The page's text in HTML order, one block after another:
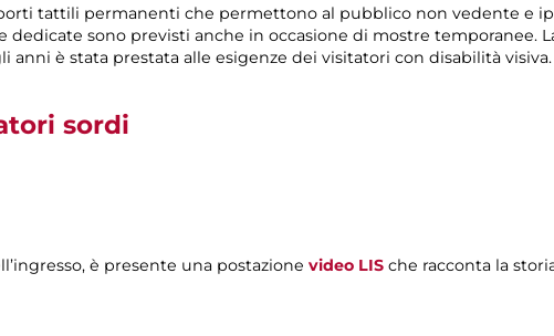
tattili permanenti che permettono al pubblico non vedente e
dedicate sono previsti anche in occasione di mostre temporanee.
anni è stata prestata alle esigenze dei visitatori con disabilità visiva.
sordi
è presente una postazione video LIS che racconta la